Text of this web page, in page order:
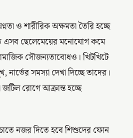
ও শারীরিক অক্ষমতা তৈরি হচ্ছে
এসব ছেলেমেয়ের মনোযোগ কমে
সৌজন্যতাবোধও। খিটখিটে
সমস্যা দেখা দিচ্ছে তাদের।
রোগে আক্রান্ত হচ্ছে
নজর দিতে হবে শিশুদের ফোন